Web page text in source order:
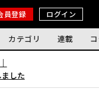
員登録 ログイン
カテゴリ 連載
した